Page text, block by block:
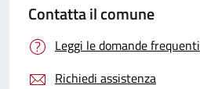
Contatta il comune
Leggi le domande frequenti
Richiedi assistenza